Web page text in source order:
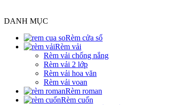
DANH MỤC
Rèm cửa sổ
Rèm vải
Rèm vải chống nắng
Rèm vải 2 lớp
Rèm vải hoa văn
Rèm vải voan
Rèm roman
Rèm cuốn